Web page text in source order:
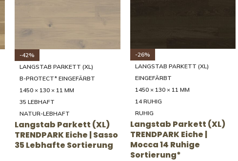
-27%
LANGSTAB PARKETT (XL)
B-PROTECT **
1450 × 130 × 11 MM
14 RUHIG
RUHIG
Langstab Parkett (XL)
TRENDPARK Eiche |
Crema 14 Ruhige
-27%
LANGSTAB PARKETT (XL)
B-PROTECT **
1450 × 130 × 11 MM
14 RUHIG
RUHIG
Langstab Parkett (XL)
TRENDPARK Eiche |
Crema 14 Ruhige
Sortierung*